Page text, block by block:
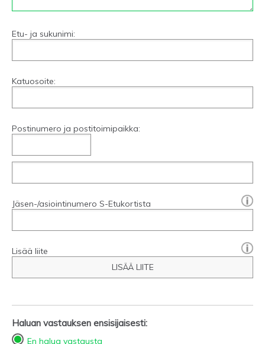
Etu- ja sukunimi:
Katuosoite:
Postinumero ja postitoimipaikka:
Jäsen-/asiointinumero S-Etukortista
Lisää liite
LISÄÄ LIITE
Haluan vastauksen ensisijaisesti:
En halua vastausta